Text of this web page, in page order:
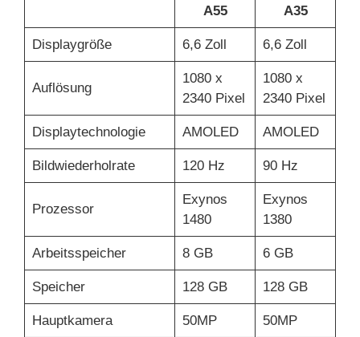
A55
A35
Displaygröße 6,6 Zoll 6,6 Zoll
Auflösung
1080 x
2340 Pixel
1080 x
2340 Pixel
Displaytechnologie AMOLED AMOLED
Bildwiederholrate 120 Hz 90 Hz
Prozessor
Exynos
1480
Exynos
1380
Arbeitsspeicher 8 GB 6 GB
Speicher 128 GB 128 GB
Hauptkamera 50MP 50MP